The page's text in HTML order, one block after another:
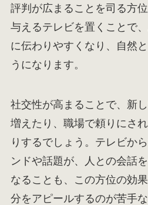
評判が広まることを司る方
与えるテレビを置くことで
に伝わりやすくなり、自然
うになります。
社交性が高まることで、新
増えたり、職場で頼りにさ
りするでしょう。テレビか
ンドや話題が、人との会話
なることも、この方位の効
分をアピールするのが苦手